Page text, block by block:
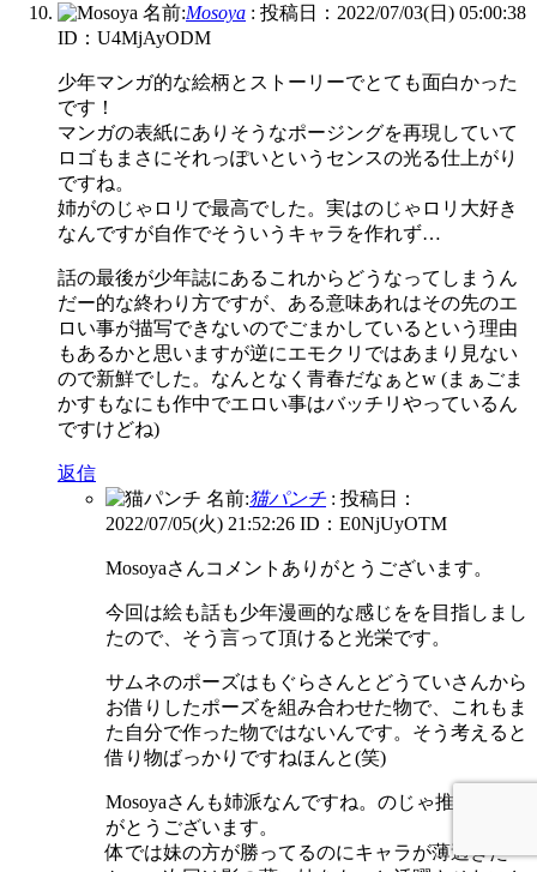
名前:Mosoya : 投稿日：2022/07/03(日) 05:00:38
ID：U4MjAyODM
少年マンガ的な絵柄とストーリーでとても面白かった
です！
マンガの表紙にありそうなポージングを再現していて
ロゴもまさにそれっぽいというセンスの光る仕上がり
ですね。
姉がのじゃロリで最高でした。実はのじゃロリ大好き
なんですが自作でそういうキャラを作れず…
話の最後が少年誌にあるこれからどうなってしまうん
だー的な終わり方ですが、ある意味あれはその先のエ
ロい事が描写できないのでごまかしているという理由
もあるかと思いますが逆にエモクリではあまり見ない
ので新鮮でした。なんとなく青春だなぁとw (まぁごま
かすもなにも作中でエロい事はバッチリやっているん
ですけどね)
返信
名前:猫パンチ : 投稿日：
2022/07/05(火) 21:52:26 ID：E0NjUyOTM
Mosoyaさんコメントありがとうございます。
今回は絵も話も少年漫画的な感じをを目指しまし
たので、そう言って頂けると光栄です。
サムネのポーズはもぐらさんとどうていさんから
お借りしたポーズを組み合わせた物で、これもま
た自分で作った物ではないんです。そう考えると
借り物ばっかりですねほんと(笑)
Mosoyaさんも姉派なんですね。のじゃ推しあり
がとうございます。
体では妹の方が勝ってるのにキャラが薄過ぎた